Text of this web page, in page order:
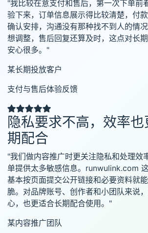
"我比较在意支付和售后，第一次下单前
验下来，订单信息展示得比较清楚，付
确认安排，沟通没有那种找不到人的情
想调整，售后回复还算及时，这点对长
安心很多。"
某长期投放客户
支付与售后体验反馈
隐私要求不高，效率
期配合
"我们做内容推广时更关注隐私和处理效
单提供太多敏感信息。runwulink.com 这
基本按页面提交公开链接和必要资料就
脆。对品牌账号、创作者和小团队来说
心，也更适合长期配合使用。"
某内容推广团队